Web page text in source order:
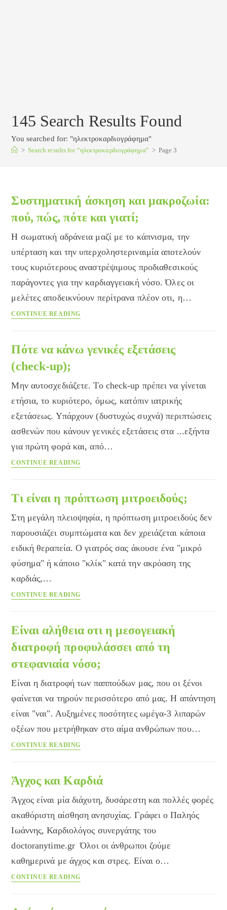
145 Search Results Found
You searched for: "ηλεκτροκαρδιογράφημα"
> Search results for“ηλεκτροκαρδιογράφημα” > Page 3
Συστηματική άσκηση και μακροζωία:
πού, πώς, πότε και γιατί;
Η σωματική αδράνεια μαζί με το κάπνισμα, την
υπέρταση και την υπερχοληστεριναιμία αποτελούν
τους κυριότερους αναστρέψιμους προδιαθεσικούς
παράγοντες για την καρδιαγγειακή νόσο. Όλες οι
μελέτες αποδεικνύουν περίτρανα πλέον οτι, η…
CONTINUE READING
πού,
πότε
γιατί;
Πότε να κάνω γενικές εξετάσεις
(check-up);
Μην αυτοσχεδιάζετε. Το check-up πρέπει να γίνεται
ετήσια, το κυριότερο, όμως, κατόπιν ιατρικής
εξετάσεως. Υπάρχουν (δυστυχώς συχνά) περιπτώσεις
ασθενών που κάνουν γενικές εξετάσεις στα ...εξήντα
για πρώτη φορά και, από…
CONTINUE READING
γενικές
(check-
up);
Τι είναι η πρόπτωση μιτροειδούς;
Στη μεγάλη πλειοψηφία, η πρόπτωση μιτροειδούς δεν
παρουσιάζει συμπτώματα και δεν χρειάζεται κάποια
ειδική θεραπεία. Ο γιατρός σας άκουσε ένα "μικρό
φύσημα" ή κάποιο "κλίκ" κατά την ακρόαση της
καρδιάς,…
CONTINUE READING
μιτροειδούς;
Είναι αλήθεια οτι η μεσογειακή
διατροφή προφυλάσσει από τη
στεφανιαία νόσο;
Είναι η διατροφή των παππούδων μας, που οι ξένοι
φαίνεται να τηρούν περισσότερο από μας. Η απάντηση
είναι "ναι". Αυξημένες ποσότητες ωμέγα-3 λιπαρών
οξέων που μετρήθηκαν στο αίμα ανθρώπων που…
CONTINUE READING
μεσογειακή
διατροφή
προφυλάσσει
τη
στεφανιαία
νόσο;
Άγχος και Καρδιά
Άγχος είναι μία διάχυτη, δυσάρεστη και πολλές φορές
ακαθόριστη αίσθηση ανησυχίας. Γράφει ο Παληός
Ιωάννης, Καρδιολόγος συνεργάτης του
doctoranytime.gr Όλοι οι άνθρωποι ζούμε
καθημερινά με άγχος και στρες. Είναι ο…
CONTINUE READING